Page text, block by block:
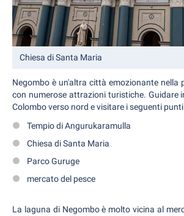
Chiesa di Santa Maria
Negombo è un'altra città emozionante nella
con numerose attrazioni turistiche. Guidare
Colombo verso nord e visitare i seguenti
Tempio di Angurukaramulla
Chiesa di Santa Maria
Parco Guruge
mercato del pesce
La laguna di Negombo è molto vicina al